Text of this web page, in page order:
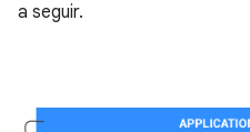
a seguir.